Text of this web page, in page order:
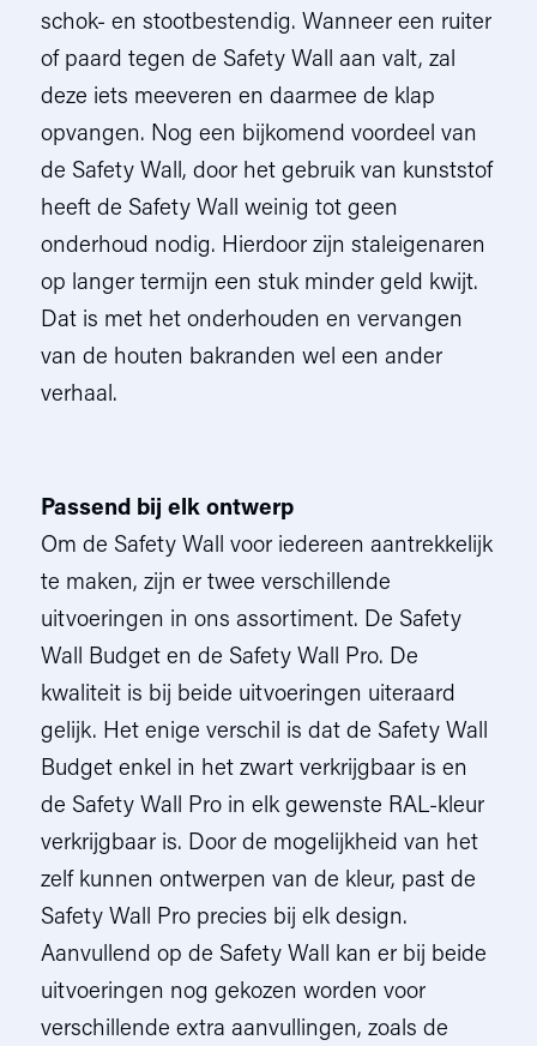
schok- en stootbestendig. Wanneer een ruiter
of paard tegen de Safety Wall aan valt, zal
deze iets meeveren en daarmee de klap
opvangen. Nog een bijkomend voordeel van
de Safety Wall, door het gebruik van kunststof
heeft de Safety Wall weinig tot geen
onderhoud nodig. Hierdoor zijn staleigenaren
op langer termijn een stuk minder geld kwijt.
Dat is met het onderhouden en vervangen
van de houten bakranden wel een ander
verhaal.
Passend bij elk ontwerp
Om de Safety Wall voor iedereen aantrekkelijk
te maken, zijn er twee verschillende
uitvoeringen in ons assortiment. De Safety
Wall Budget en de Safety Wall Pro. De
kwaliteit is bij beide uitvoeringen uiteraard
gelijk. Het enige verschil is dat de Safety Wall
Budget enkel in het zwart verkrijgbaar is en
de Safety Wall Pro in elk gewenste RAL-kleur
verkrijgbaar is. Door de mogelijkheid van het
zelf kunnen ontwerpen van de kleur, past de
Safety Wall Pro precies bij elk design.
Aanvullend op de Safety Wall kan er bij beide
uitvoeringen nog gekozen worden voor
verschillende extra aanvullingen, zoals de